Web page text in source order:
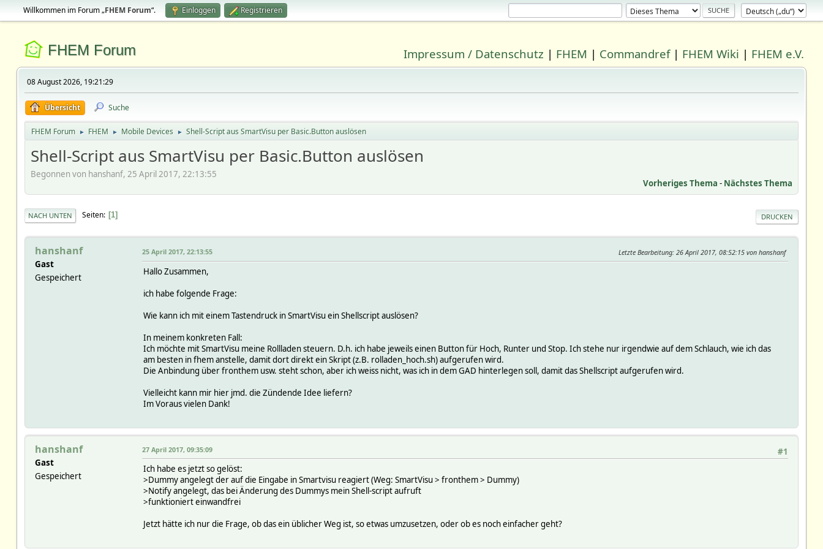
Willkommen im Forum „FHEM Forum“. Einloggen Registrieren
FHEM Forum Impressum / Datenschutz | FHEM | Commandref| FHEM Wiki | FHEM e.V.
08 August 2026, 19:21:29
Übersicht Suche
FHEM Forum ► FHEM ► Mobile Devices ► Shell-Script aus SmartVisu per Basic.Button auslösen
Shell-Script aus SmartVisu per Basic.Button auslösen
Begonnen von hanshanf, 25 April 2017, 22:13:55
Vorheriges Thema - Nächstes Thema
DRUCKEN
NACH UNTEN Seiten 1
hanshanf
Gast
Gespeichert
25 April 2017, 22:13:55 Letzte Bearbeitung: 26 April 2017, 08:52:15 von hanshanf
Hallo Zusammen,
ich habe folgende Frage:
Wie kann ich mit einem Tastendruck in SmartVisu ein Shellscript auslösen?
In meinem konkreten Fall:
Ich möchte mit SmartVisu meine Rollladen steuern. D.h. ich habe jeweils einen Button für Hoch, Runter und Stop. Ich stehe nur irgendwie auf dem Schlauch, wie ich das
am besten in fhem anstelle, damit dort direkt ein Skript (z.B. rolladen_hoch.sh) aufgerufen wird.
Die Anbindung über fronthem usw. steht schon, aber ich weiss nicht, was ich in dem GAD hinterlegen soll, damit das Shellscript aufgerufen wird.
Vielleicht kann mir hier jmd. die Zündende Idee liefern?
Im Voraus vielen Dank!
hanshanf
Gast
Gespeichert
#1
27 April 2017, 09:35:09
Ich habe es jetzt so gelöst:
>Dummy angelegt der auf die Eingabe in Smartvisu reagiert (Weg: SmartVisu > fronthem > Dummy)
>Notify angelegt, das bei Änderung des Dummys mein Shell-script aufruft
>funktioniert einwandfrei
Jetzt hätte ich nur die Frage, ob das ein üblicher Weg ist, so etwas umzusetzen, oder ob es noch einfacher geht?